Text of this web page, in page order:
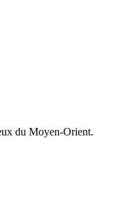
du Moyen-Orient.